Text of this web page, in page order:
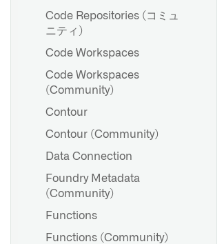
Code Repositories (コミュ
ニティ)
Code Workspaces
Code Workspaces
(Community)
Contour
Contour (Community)
Data Connection
Foundry Metadata
(Community)
Functions
Functions (Community)